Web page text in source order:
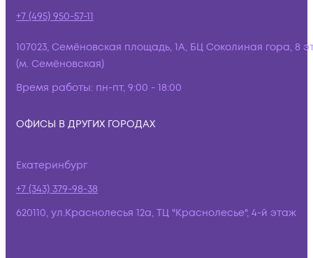
+7 (495) 950-57-11
107023, Семёновская площадь, 1А, БЦ Соколиная гора, 8
(м. Семёновская)
Время работы: пн-пт, 9:00 - 18:00
ОФИСЫ В ДРУГИХ ГОРОДАХ
Екатеринбург
+7 (343) 379-98-38
620110, ул.Краснолесья 12а, ТЦ "Краснолесье", 4-й этаж